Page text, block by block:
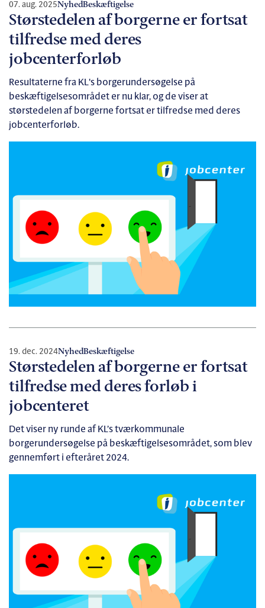
07. aug. 2025NyhedBeskæftigelse
Størstedelen af borgerne er fortsat
tilfredse med deres
jobcenterforløb
Resultaterne fra KL's borgerundersøgelse på
beskæftigelsesområdet er nu klar, og de viser at
størstedelen af borgerne fortsat er tilfredse med deres
jobcenterforløb.
19. dec. 2024NyhedBeskæftigelse
Størstedelen af borgerne er fortsat
tilfredse med deres forløb i
jobcenteret
Det viser ny runde af KL’s tværkommunale
borgerundersøgelse på beskæftigelsesområdet, som blev
gennemført i efteråret 2024.